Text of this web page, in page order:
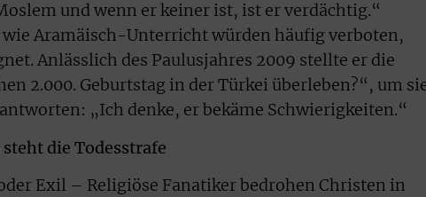
und wenn er keiner ist, ist er verdächtig.“
Aramäisch-Unterricht würden häufig verboten,
Anlässlich des Paulusjahres 2009 stellte er die
2.000. Geburtstag in der Türkei überleben?“, um
„Ich denke, er bekäme Schwierigkeiten.“
die Todesstrafe
Exil – Religiöse Fanatiker bedrohen Christen in